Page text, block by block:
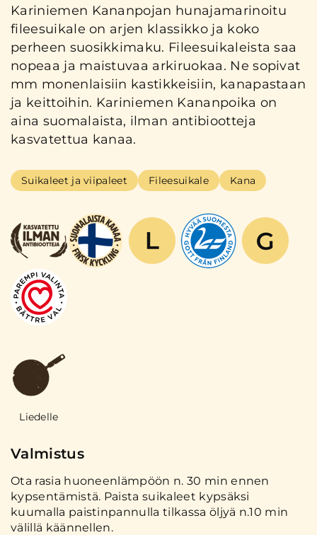
Valmistus
Ota rasia huoneenlämpöön n. 30 min ennen
kypsentämistä. Paista suikaleet kypsäksi
kuumalla paistinpannulla tilkassa öljyä n.10 min
välillä käännellen.
Kariniemen Kananpojan hunajamarinoitu
fileesuikale on arjen klassikko ja koko
perheen suosikkimaku. Fileesuikaleista saa
nopeaa ja maistuvaa arkiruokaa. Ne sopivat
mm monenlaisiin kastikkeisiin, kanapastaan
ja keittoihin. Kariniemen Kananpoika on
aina suomalaista, ilman antibiootteja
kasvatettua kanaa.
Suikaleet ja viipaleet Fileesuikale Kana
Liedelle